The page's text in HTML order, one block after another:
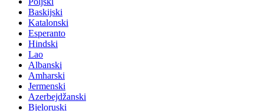
Baskijski
Katalonski
Esperanto
Hindski
Lao
Albanski
Amharski
Jermenski
Azerbejdžanski
Bjeloruski